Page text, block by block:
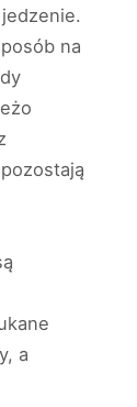
na
a